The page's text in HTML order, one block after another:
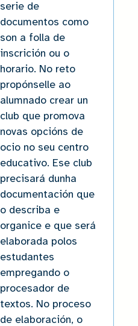
serie de
documentos como
son a folla de
inscrición ou o
horario. No reto
propónselle ao
alumnado crear un
club que promova
novas opcións de
ocio no seu centro
educativo. Ese club
precisará dunha
documentación que
o describa e
organice e que será
elaborada polos
estudantes
empregando o
procesador de
textos. No proceso
de elaboración, o